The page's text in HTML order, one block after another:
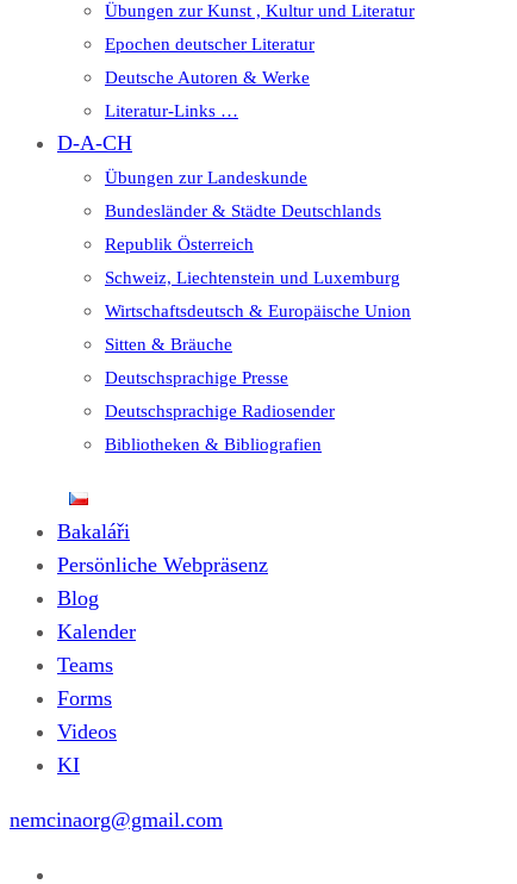
Übungen zur Kunst , Kultur und Literatur
Epochen deutscher Literatur
Deutsche Autoren & Werke
Literatur-Links …
D-A-CH
Übungen zur Landeskunde
Bundesländer & Städte Deutschlands
Republik Österreich
Schweiz, Liechtenstein und Luxemburg
Wirtschaftsdeutsch & Europäische Union
Sitten & Bräuche
Deutschsprachige Presse
Deutschsprachige Radiosender
Bibliotheken & Bibliografien
Bakaláři
Persönliche Webpräsenz
Blog
Kalender
Teams
Forms
Videos
KI
nemcinaorg@gmail.com